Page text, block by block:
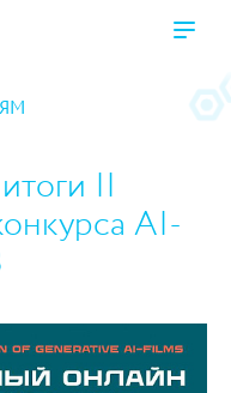
II
AI-
45